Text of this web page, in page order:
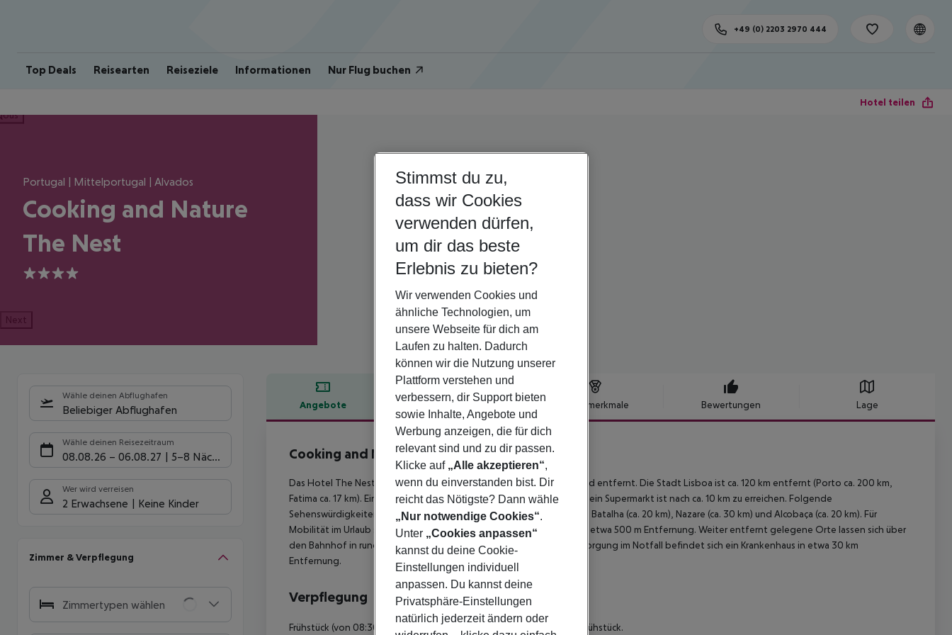
Top Deals Reisearten Reiseziele Informationen Nur Flug buchen
+49 (0) 2203 2970 444
Hotel teilen
Portugal | Mittelportugal | Alvados
Cooking and Nature
The Nest
4
Next
Wähle deinen Abflughafen
Beliebiger Abflughafen
Wähle deinen Reisezeitraum
08.08.26 – 06.08.27 5-8 Nächte
Wer wird verreisen
2 Erwachsene Keine Kinder
Zimmer & Verpflegung
Zimmertypen wählen
Angebote Hotelbeschreibung Hotelmerkmale Bewertungen Lage
Hotelbeschreibung
Cooking and Nature The Nest
4
Das Hotel The Nest By Cooking and Nature liegt ca. 35 km vom Strand entfernt. Die Stadt Lisboa ist ca. 120 km entfernt (Porto ca. 200 km,
Fatima ca. 17 km). Einkaufsmöglichkeiten liegen ca. 30 km vom Hotel, ein Supermarkt ist nach ca. 10 km zu erreichen. Folgende
Sehenswürdigkeiten sind vom Hotel aus erreichbar: Fatima (ca. 12 km), Batalha (ca. 20 km), Nazare (ca. 30 km) und Alcobaça (ca. 20 km). Für
Mobilität im Urlaub sorgen ein Taxistand sowie eine Bushaltestelle in etwa 500 m Entfernung. Weiter entfernt gelegene Orte lassen sich über
den Bahnhof in rund 30 km Entfernung erreichen. Zur ärztlichen Versorgung im Notfall befindet sich ein Krankenhaus in etwa 30 km
Entfernung.
Verpflegung
Frühstück (von 08:30 - 11:00 Uhr) a la carte. Halbpension beinhaltet Frühstück.
Stimmst du zu,
dass wir Cookies
verwenden dürfen,
um dir das beste
Erlebnis zu bieten?
Wir verwenden Cookies und
ähnliche Technologien, um
unsere Webseite für dich am
Laufen zu halten. Dadurch
können wir die Nutzung unserer
Plattform verstehen und
verbessern, dir Support bieten
sowie Inhalte, Angebote und
Werbung anzeigen, die für dich
relevant sind und zu dir passen.
Klicke auf „Alle akzeptieren“,
wenn du einverstanden bist. Dir
reicht das Nötigste? Dann wähle
„Nur notwendige Cookies“.
Unter „Cookies anpassen“
kannst du deine Cookie-
Einstellungen individuell
anpassen. Du kannst deine
Privatsphäre-Einstellungen
natürlich jederzeit ändern oder